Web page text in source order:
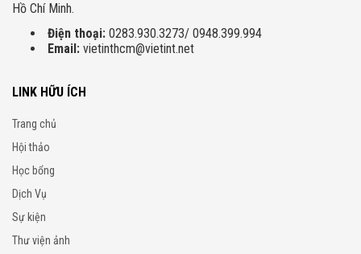
Hồ Chí Minh.
Điện thoại: 0283.930.3273/ 0948.399.994
Email: vietinthcm@vietint.net
LINK HỮU ÍCH
Trang chủ
Hội thảo
Học bổng
Dịch Vụ
Sự kiện
Thư viện ảnh